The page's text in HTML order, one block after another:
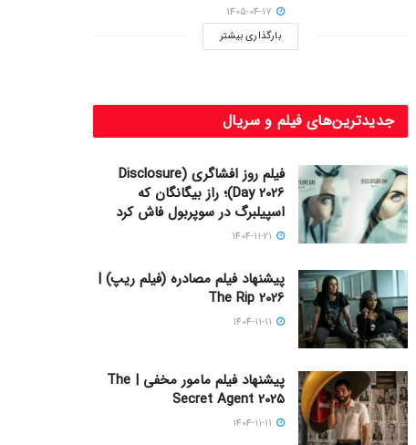
بارگذاری بیشتر
جدیدترین‌های فیلم و سریال
فیلم روز افشاگری (Disclosure
Day 2026)؛ راز بیگانگان که
اسپیلبرگ در سوپربول فاش کرد
پیشنهاد فیلم مصادره (فیلم ریپ) |
The Rip 2026
پیشنهاد فیلم مامور مخفی | The
Secret Agent 2025